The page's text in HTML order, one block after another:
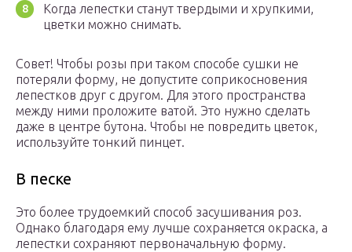
Когда лепестки станут твердыми и хрупкими,
цветки можно снимать.
Совет! Чтобы розы при таком способе сушки не
потеряли форму, не допустите соприкосновения
лепестков друг с другом. Для этого пространства
между ними проложите ватой. Это нужно сделать
даже в центре бутона. Чтобы не повредить цветок,
используйте тонкий пинцет.
В песке
Это более трудоемкий способ засушивания роз.
Однако благодаря ему лучше сохраняется окраска, а
лепестки сохраняют первоначальную форму.